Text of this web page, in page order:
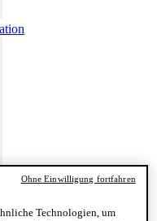
Technologien, um
Ohne Einwilligung fortfahren